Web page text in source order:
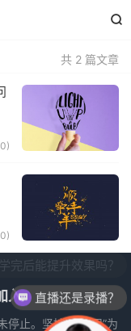

共 2 篇文章
0)
0)
入
停止。坚持以“实用”为
直播还是录播？
学完后能提升效果吗？